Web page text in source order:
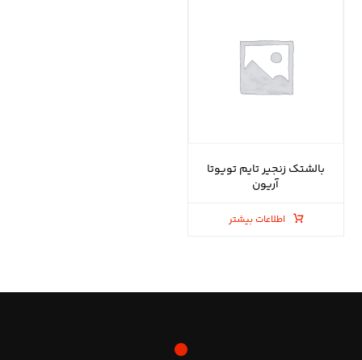
بالشتک زنجیر تایم تویوتا
آریون
اطلاعات بیشتر